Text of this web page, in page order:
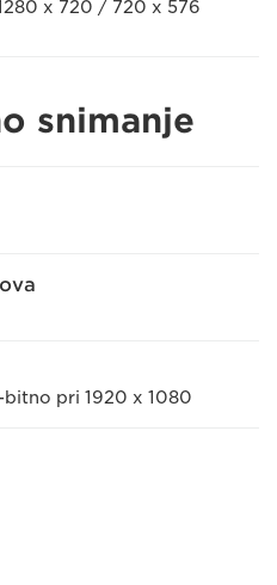
x 720 / 720 x 576
snimanje
pri 1920 x 1080